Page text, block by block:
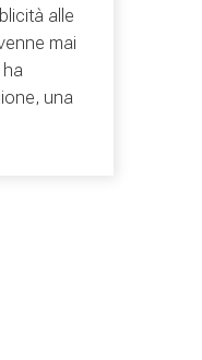
alle
mai
ha
una